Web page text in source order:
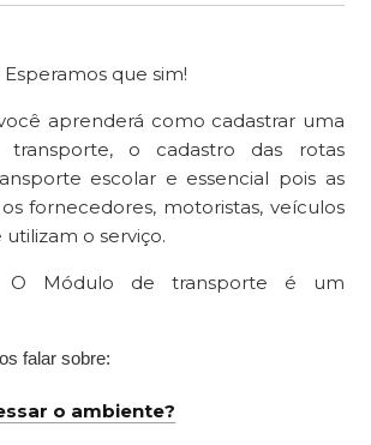
que sim!
aprenderá como cadastrar uma
o cadastro das rotas
escolar e essencial pois as
fornecedores, motoristas, veículos
o serviço.
O Módulo de transporte é um
falar sobre:
o ambiente?